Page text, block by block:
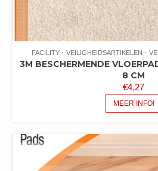
FACILITY VEILIGHEIDSARTIKELEN
3M BESCHERMENDE
8 CM
€4,27
MEER INFO!